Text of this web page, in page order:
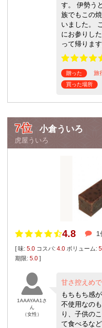
す。 伊勢う
族でもこの
いました。
にお参りし
って帰ります
贈った 旅
買った場所
7位 小倉ういろ
虎屋ういろ
4.8 1
[ 味: 5.0 コスパ: 4.0 ボリューム:
期限: 5.0 ]
1AAAYAA1さ
ん
（女性）
甘さ控えめ
もちもち感
不使用なの
り、子供の
て食べるな